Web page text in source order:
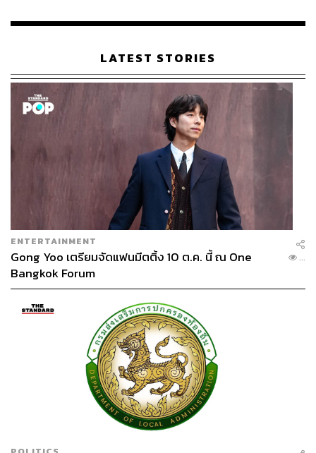
เรือนไทยที่ถูกซุกไว้
LATEST STORIES
ENTERTAINMENT
Gong Yoo เตรียมจัดแฟนมีตติ้ง 10 ต.ค. นี้ ณ One
Bangkok Forum
...